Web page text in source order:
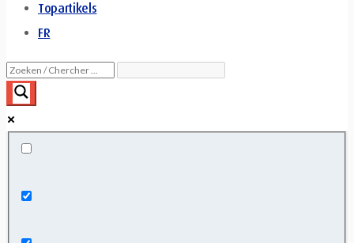
Topartikels
FR